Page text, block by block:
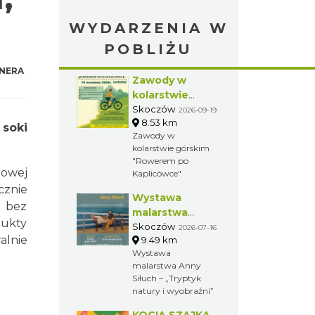
bez
WYDARZENIA W
POBLIŻU
Zawody w
kolarstwie
górskim
"Rowerem po
Kaplicówce"
Skoczów 2026-09-19
8.53 km
Zawody w
kolarstwie górskim
"Rowerem po
Kaplicówce"
Wystawa
malarstwa
Anny Siłuch –
„Tryptyk
natury i
wyobraźni”
Skoczów 2026-07-16
9.49 km
Wystawa
malarstwa Anny
Siłuch – „Tryptyk
natury i wyobraźni”